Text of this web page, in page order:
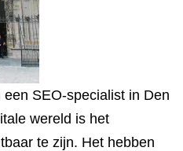
SEO-specialist in Den
wereld is het
te zijn. Het hebben